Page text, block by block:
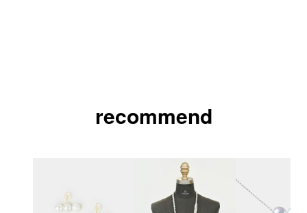
recommend